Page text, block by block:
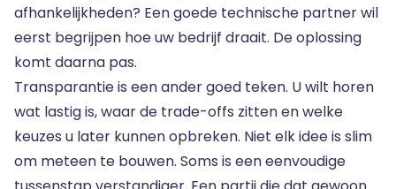
afhankelijkheden? Een goede technische partner wil
eerst begrijpen hoe uw bedrijf draait. De oplossing
komt daarna pas.
Transparantie is een ander goed teken. U wilt horen
wat lastig is, waar de trade-offs zitten en welke
keuzes u later kunnen opbreken. Niet elk idee is slim
om meteen te bouwen. Soms is een eenvoudige